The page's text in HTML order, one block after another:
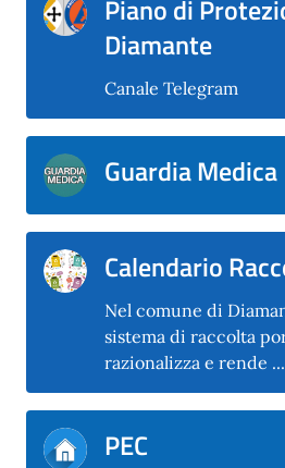
Piano di
Diamante
Canale Telegram
Guardia Medica
Calendario
Nel comune di
sistema di raccolta
razionalizza e rende ...
PEC